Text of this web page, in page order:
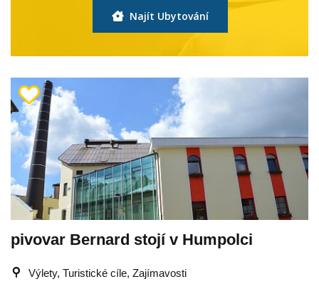
Najít Ubytování
pivovar Bernard stojí v Humpolci
Výlety, Turistické cíle, Zajímavosti